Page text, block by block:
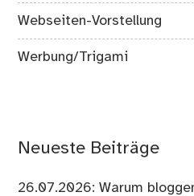
Webseiten-Vorstellung
Werbung/Trigami
Neueste Beiträge
26.07.2026: Warum